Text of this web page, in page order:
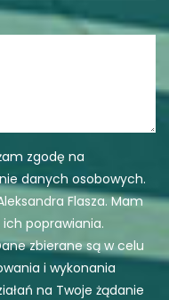
zgodę na
danych osobowych.
Flasza. Mam
poprawiania.
zbierane są w celu
i wykonania
na Twoje żądanie